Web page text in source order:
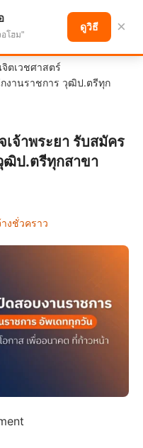
น้า
ตเวชศาสตร์
งานราชการ วุฒิป.ตรีทุก
จ้าพระยา รับสมัคร
ฒิป.ตรีทุกสาขา
งชั่วคราว
โฮม"
ดูวิธี ×